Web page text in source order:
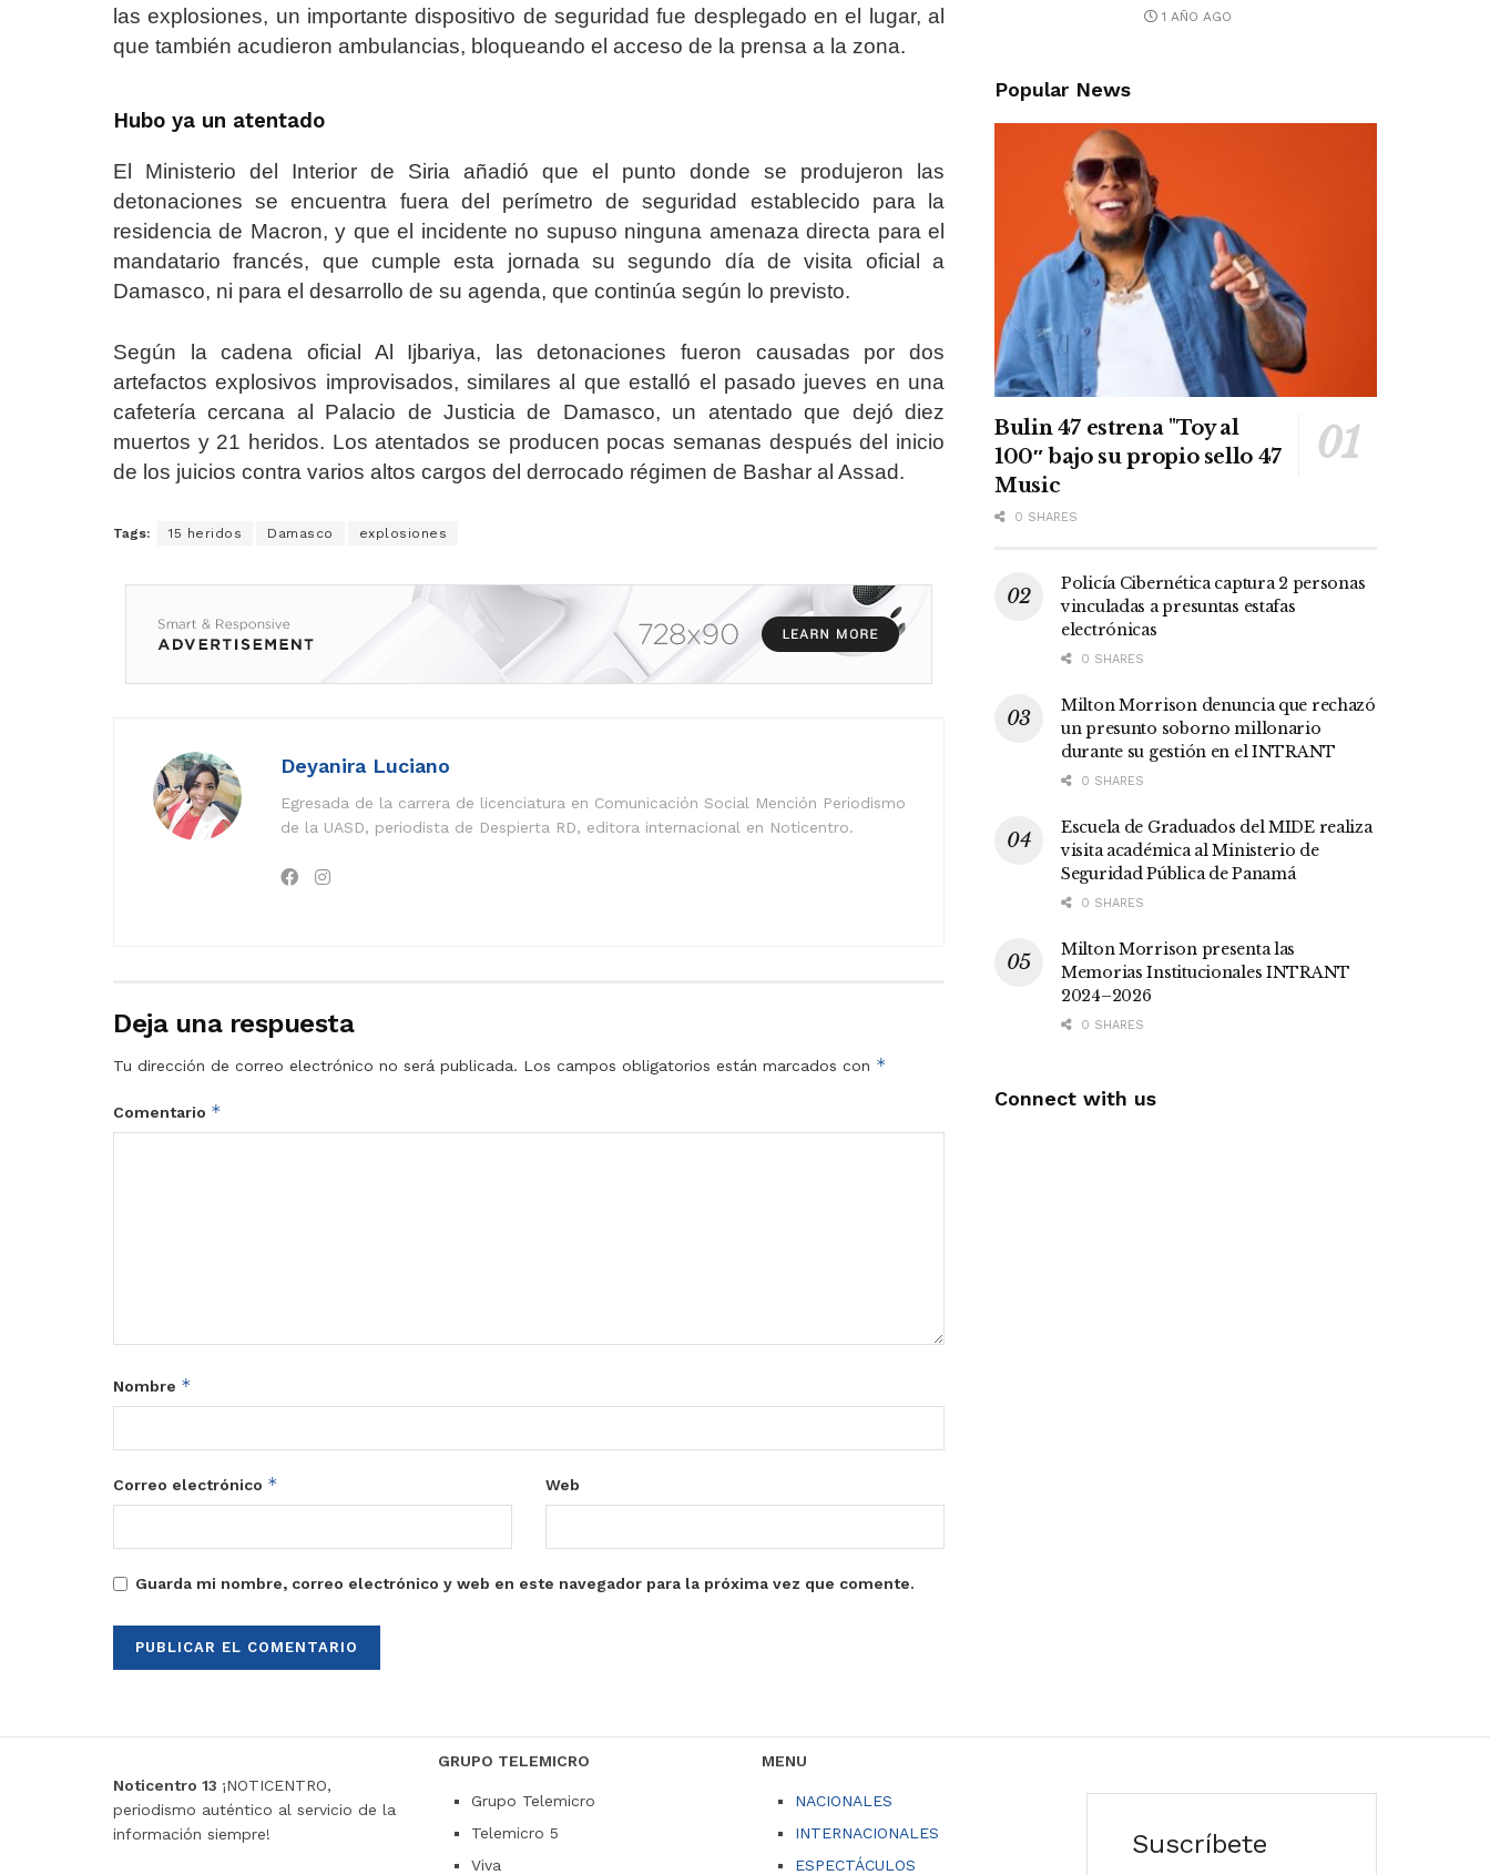
las explosiones, un importante dispositivo de seguridad fue desplegado en el lugar, al
que también acudieron ambulancias, bloqueando el acceso de la prensa a la zona.
Hubo ya un atentado
El Ministerio del Interior de Siria añadió que el punto donde se produjeron las
detonaciones se encuentra fuera del perímetro de seguridad establecido para la
residencia de Macron, y que el incidente no supuso ninguna amenaza directa para el
mandatario francés, que cumple esta jornada su segundo día de visita oficial a
Damasco, ni para el desarrollo de su agenda, que continúa según lo previsto.
Según la cadena oficial Al Ijbariya, las detonaciones fueron causadas por dos
artefactos explosivos improvisados, similares al que estalló el pasado jueves en una
cafetería cercana al Palacio de Justicia de Damasco, un atentado que dejó diez
muertos y 21 heridos. Los atentados se producen pocas semanas después del inicio
de los juicios contra varios altos cargos del derrocado régimen de Bashar al Assad.
Tags: 15 heridos Damasco explosiones
Deyanira Luciano
Egresada de la carrera de licenciatura en Comunicación Social Mención Periodismo
de la UASD, periodista de Despierta RD, editora internacional en Noticentro.
Deja una respuesta
Tu dirección de correo electrónico no será publicada. Los campos obligatorios están marcados con *
Comentario *
Nombre *
Correo electrónico * Web
Guarda mi nombre, correo electrónico y web en este navegador para la próxima vez que comente.
1 AÑO AGO
Popular News
Bulin 47 estrena "Toy al
100″ bajo su propio sello 47
Music
0 SHARES
Policía Cibernética captura 2 personas
vinculadas a presuntas estafas
electrónicas
0 SHARES
Milton Morrison denuncia que rechazó
un presunto soborno millonario
durante su gestión en el INTRANT
0 SHARES
Escuela de Graduados del MIDE realiza
visita académica al Ministerio de
Seguridad Pública de Panamá
0 SHARES
Milton Morrison presenta las
Memorias Institucionales INTRANT
2024–2026
0 SHARES
Connect with us
Noticentro 13 ¡NOTICENTRO,
periodismo auténtico al servicio de la
información siempre!
GRUPO TELEMICRO
Grupo Telemicro
Telemicro 5
Viva
MENU
NACIONALES
INTERNACIONALES
ESPECTÁCULOS
Suscríbete